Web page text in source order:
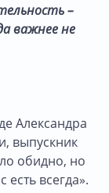
–
важнее не
Александра
выпускник
обидно, но
всегда».